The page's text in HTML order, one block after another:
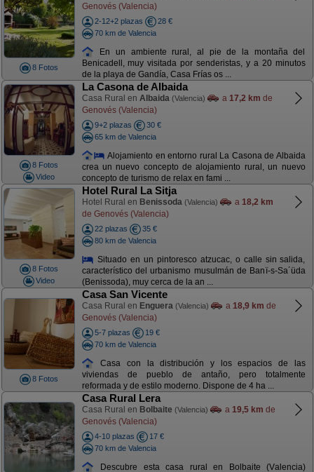
8 Fotos
Genovés (Valencia)
2-12+2 plazas
28 €
70 km de Valencia
En un ambiente rural, al pie de la montaña del
Benicadell, muy visitada por senderistas, y a 20 minutos
de la playa de Gandía, Casa Frías os ...
8 Fotos
Video
La Casona de Albaida
Casa Rural en Albaida (Valencia) a 17,2 km de
Genovés (Valencia)
9+2 plazas
30 €
65 km de Valencia
Alojamiento en entorno rural La Casona de Albaida
crea un nuevo concepto de alojamiento rural, un nuevo
concepto de turismo de relax en fami ...
8 Fotos
Video
Hotel Rural La Sitja
Hotel Rural en Benissoda (Valencia) a 18,2 km
de Genovés (Valencia)
22 plazas
35 €
80 km de Valencia
Situado en un pintoresco atzucac, o calle sin salida,
característico del urbanismo musulmán de Banï-s-Sa´üda
(Benissoda), muy cerca de la an ...
8 Fotos
Casa San Vicente
Casa Rural en Enguera (Valencia) a 18,9 km de
Genovés (Valencia)
5-7 plazas
19 €
70 km de Valencia
Casa con la distribución y los espacios de las
viviendas de pueblo de antaño, pero totalmente
reformada y de estilo moderno. Dispone de 4 ha ...
Casa Rural Lera
Casa Rural en Bolbaite (Valencia) a 19,5 km de
Genovés (Valencia)
4-10 plazas
17 €
70 km de Valencia
Descubre esta casa rural en Bolbaite (Valencia)